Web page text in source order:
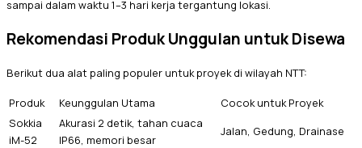
sampai dalam waktu 1–3 hari kerja tergantung lokasi.
Rekomendasi Produk Unggulan untuk Disewa
Berikut dua alat paling populer untuk proyek di wilayah NTT:
Produk Keunggulan Utama
Cocok untuk Proyek
Sokkia
iM-52
Akurasi 2 detik, tahan cuaca
IP66, memori besar
Jalan, Gedung, Drainase